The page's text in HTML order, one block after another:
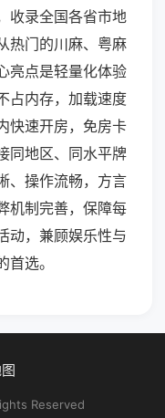
收录全国各省市地
热门的川麻、粤麻
亮点是轻量化体验
占内存，加载速度
快速开房，免房卡
同地区、同水平牌
、操作流畅，方言
机制完善，保障每
动，兼顾娱乐性与
选。
Reserved